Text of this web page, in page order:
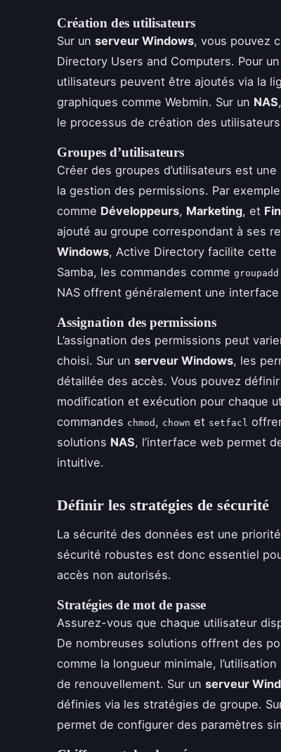
Création des utilisateurs
Sur un serveur Windows, vous pouvez
Directory Users and Computers. Pour un
utilisateurs peuvent être ajoutés via la
graphiques comme Webmin. Sur un NAS
le processus de création des
Groupes d’utilisateurs
Créer des groupes d’utilisateurs est
la gestion des permissions. Par
comme Développeurs, Marketing, et
ajouté au groupe correspondant à ses
Windows, Active Directory facilite
Samba, les commandes comme groupadd
NAS offrent généralement une
Assignation des permissions
L’assignation des permissions peut
choisi. Sur un serveur Windows, les
détaillée des accès. Vous pouvez
modification et exécution pour chaque
commandes chmod , chown et setfacl
solutions NAS, l’interface web permet
intuitive.
Définir les stratégies de sécurité
La sécurité des données est une
sécurité robustes est donc essentiel
accès non autorisés.
Stratégies de mot de passe
Assurez-vous que chaque utilisateur
De nombreuses solutions offrent des
comme la longueur minimale,
de renouvellement. Sur un serveur
définies via les stratégies de groupe.
permet de configurer des paramètres